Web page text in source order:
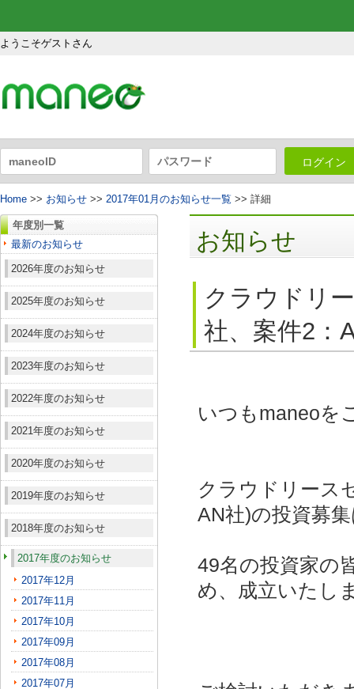
ようこそゲストさん
ログイン
Home >> お知らせ >> 2017年01月のお知らせ一覧 >> 詳細
年度別一覧
最新のお知らせ
2026年度のお知らせ
2025年度のお知らせ
2024年度のお知らせ
2023年度のお知らせ
2022年度のお知らせ
2021年度のお知らせ
2020年度のお知らせ
2019年度のお知らせ
2018年度のお知らせ
2017年度のお知らせ
2017年12月
2017年11月
2017年10月
2017年09月
2017年08月
2017年07月
お知らせ
クラウドリ
社、案件2：
いつもmaneoを
クラウドリース
AN社)の投資募
49名の投資家の
め、成立いたし